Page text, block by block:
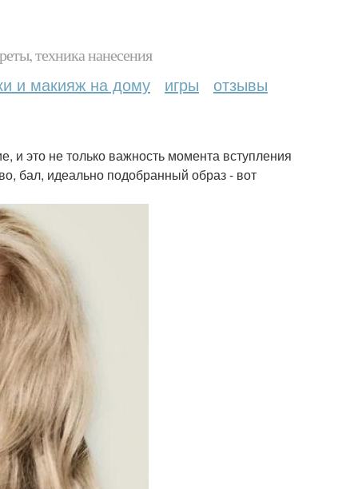
техника нанесения
и макияж на дому игры отзывы
и это не только важность момента вступления
бал, идеально подобранный образ - вот